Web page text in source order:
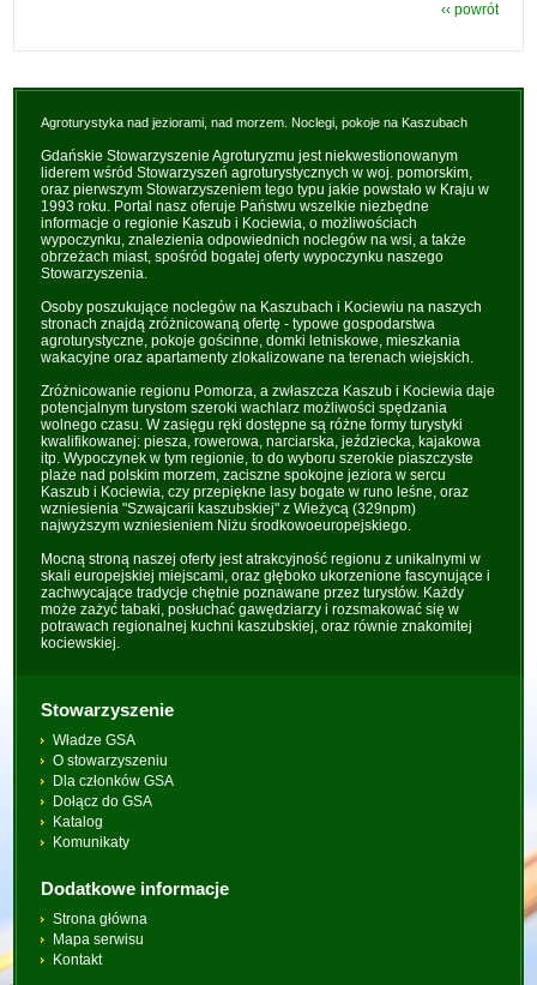
‹‹ powrót
Agroturystyka nad jeziorami, nad morzem. Noclegi, pokoje na Kaszubach
Gdańskie Stowarzyszenie Agroturyzmu jest niekwestionowanym
liderem wśród Stowarzyszeń agroturystycznych w woj. pomorskim,
oraz pierwszym Stowarzyszeniem tego typu jakie powstało w Kraju w
1993 roku. Portal nasz oferuje Państwu wszelkie niezbędne
informacje o regionie Kaszub i Kociewia, o możliwościach
wypoczynku, znalezienia odpowiednich noclegów na wsi, a także
obrzeżach miast, spośród bogatej oferty wypoczynku naszego
Stowarzyszenia.
Osoby poszukujące noclegów na Kaszubach i Kociewiu na naszych
stronach znajdą zróżnicowaną ofertę - typowe gospodarstwa
agroturystyczne, pokoje gościnne, domki letniskowe, mieszkania
wakacyjne oraz apartamenty zlokalizowane na terenach wiejskich.
Zróżnicowanie regionu Pomorza, a zwłaszcza Kaszub i Kociewia daje
potencjalnym turystom szeroki wachlarz możliwości spędzania
wolnego czasu. W zasięgu ręki dostępne są różne formy turystyki
kwalifikowanej: piesza, rowerowa, narciarska, jeździecka, kajakowa
itp. Wypoczynek w tym regionie, to do wyboru szerokie piaszczyste
plaże nad polskim morzem, zaciszne spokojne jeziora w sercu
Kaszub i Kociewia, czy przepiękne lasy bogate w runo leśne, oraz
wzniesienia "Szwajcarii kaszubskiej" z Wieżycą (329npm)
najwyższym wzniesieniem Niżu środkowoeuropejskiego.
Mocną stroną naszej oferty jest atrakcyjność regionu z unikalnymi w
skali europejskiej miejscami, oraz głęboko ukorzenione fascynujące i
zachwycające tradycje chętnie poznawane przez turystów. Każdy
może zażyć tabaki, posłuchać gawędziarzy i rozsmakować się w
potrawach regionalnej kuchni kaszubskiej, oraz równie znakomitej
kociewskiej.
Stowarzyszenie
Władze GSA
O stowarzyszeniu
Dla członków GSA
Dołącz do GSA
Katalog
Komunikaty
Dodatkowe informacje
Strona główna
Mapa serwisu
Kontakt